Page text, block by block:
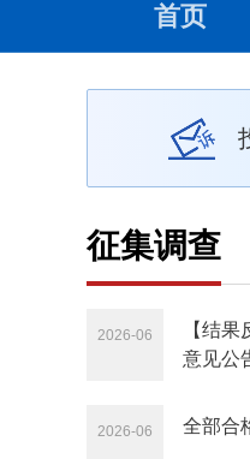
首页
征集调查
2026-06
【结
意见公
2026-06 全部合